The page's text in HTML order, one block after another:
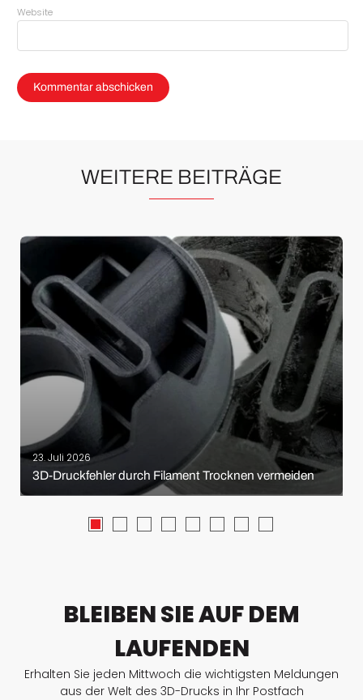
Website
WEITERE BEITRÄGE
23. Juli 2026
3D-Druckfehler durch Filament Trocknen vermeiden
BLEIBEN SIE AUF DEM
LAUFENDEN
Erhalten Sie jeden Mittwoch die wichtigsten Meldungen
aus der Welt des 3D-Drucks in Ihr Postfach